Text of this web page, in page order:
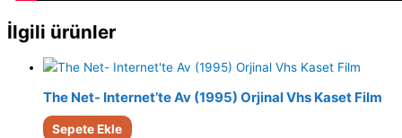
İlgili ürünler
The Net- Internet’te Av (1995) Orjinal Vhs Kaset Film
Sepete Ekle